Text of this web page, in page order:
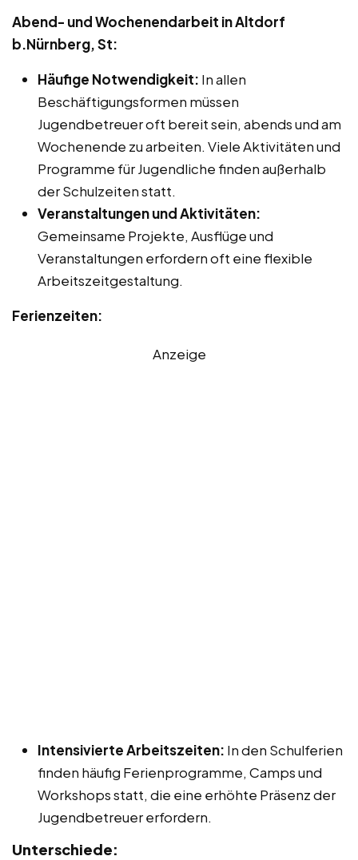
Abend- und Wochenendarbeit in Altdorf
b.Nürnberg, St:
Häufige Notwendigkeit: In allen
Beschäftigungsformen müssen
Jugendbetreuer oft bereit sein, abends und am
Wochenende zu arbeiten. Viele Aktivitäten und
Programme für Jugendliche finden außerhalb
der Schulzeiten statt.
Veranstaltungen und Aktivitäten:
Gemeinsame Projekte, Ausflüge und
Veranstaltungen erfordern oft eine flexible
Arbeitszeitgestaltung.
Ferienzeiten:
Anzeige
Intensivierte Arbeitszeiten: In den Schulferien
finden häufig Ferienprogramme, Camps und
Workshops statt, die eine erhöhte Präsenz der
Jugendbetreuer erfordern.
Unterschiede: